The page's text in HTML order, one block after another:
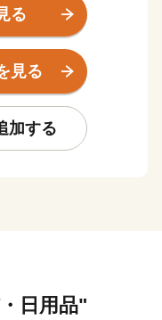
を持ち、市内には日
多い、美しい土地で
、万葉の歌人や近代
る
見る
加する
日用品"